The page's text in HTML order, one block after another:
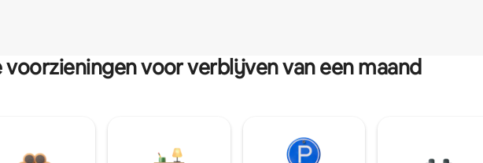
voorzieningen voor verblijven van een maand